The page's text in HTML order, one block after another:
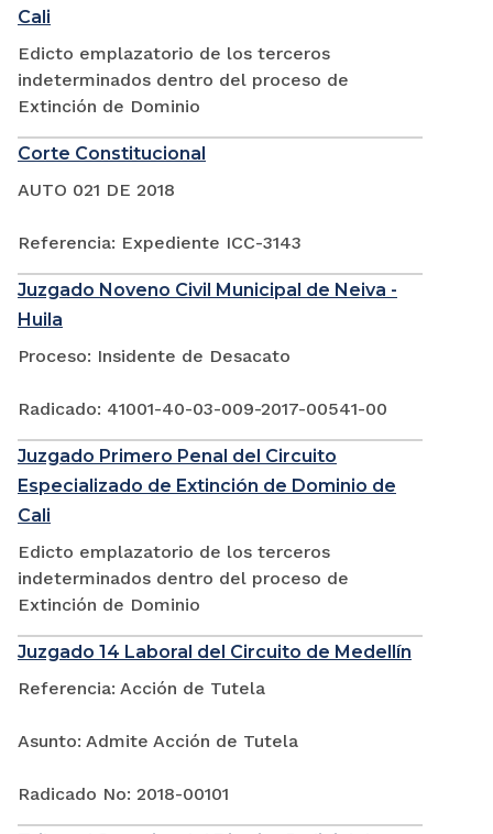
Cali
Edicto emplazatorio de los terceros
indeterminados dentro del proceso de
Extinción de Dominio
Corte Constitucional
AUTO 021 DE 2018
Referencia: Expediente ICC-3143
Juzgado Noveno Civil Municipal de Neiva -
Huila
Proceso: Insidente de Desacato
Radicado: 41001-40-03-009-2017-00541-00
Juzgado Primero Penal del Circuito
Especializado de Extinción de Dominio de
Cali
Edicto emplazatorio de los terceros
indeterminados dentro del proceso de
Extinción de Dominio
Juzgado 14 Laboral del Circuito de Medellín
Referencia: Acción de Tutela
Asunto: Admite Acción de Tutela
Radicado No: 2018-00101